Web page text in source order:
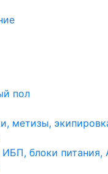
пол
метизы,
блоки питания,